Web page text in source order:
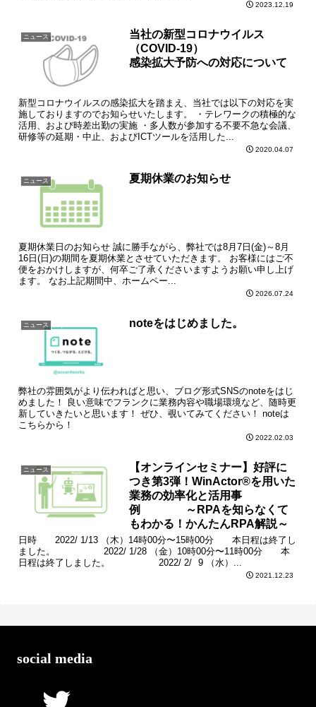
2023.12.19
ニュース
当社の新型コロナウイルス
（COVID-19）
感染拡大予防への対応について
新型コロナウイルスの感染拡大を踏まえ、当社では以下の対応を実
施しておりますのでお知らせいたします。 ・テレワークの積極的な
活用、および時差出勤の実施 ・多人数が参加する不要不急な会議、
研修等の延期・中止、およびICTツールを活用した...
2020.04.07
ニュース 夏期休業のお知らせ
夏期休業日のお知らせ 誠に勝手ながら、弊社では8月7日(金)～8月
16日(日)の期間を夏期休業とさせていただきます。 お客様にはご不
便をおかけしますが、何卒ご了承くださいますようお願い申し上げ
ます。 なお上記期間中、ホームペー...
2026.07.24
ニュース noteをはじめました。
弊社の雰囲気がより伝わればと思い、ブログ形式SNSのnoteをはじ
めました！ 良い意味でフランクに業務内容や職場環境など、随時更
新していきたいと思います！ ぜひ、覗いてみてください！ noteは
こちらから！
2022.02.03
ニュース
【オンラインセミナー】好評に
つき第3弾！WinActor®を用いた
業務の効率化と活用事
例 ～RPAを知らなくて
もわかる！かんたんRPA解説～
日時 2022/ 1/13 （木）14時00分〜15時00分 本日程は終了し
ました。 2022/ 1/28 （金）10時00分〜11時00分 本
日程は終了しました。 2022/ 2/ 9 （水）...
2021.12.23
social media